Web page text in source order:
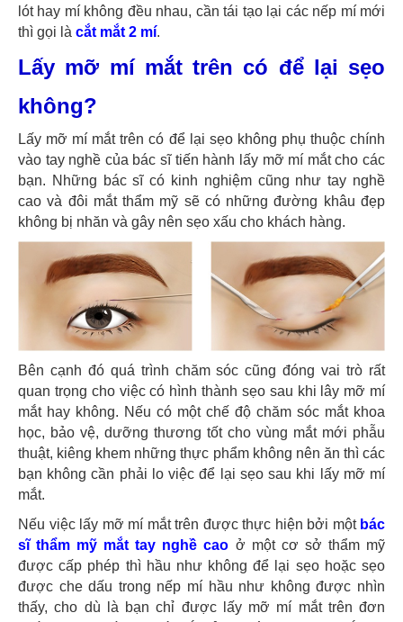
lót hay mí không đều nhau, cần tái tạo lại các nếp mí mới
thì gọi là cắt mắt 2 mí.
Lấy mỡ mí mắt trên có để lại sẹo
không?
Lấy mỡ mí mắt trên có để lại sẹo không phụ thuộc chính
vào tay nghề của bác sĩ tiến hành lấy mỡ mí mắt cho các
bạn. Những bác sĩ có kinh nghiệm cũng như tay nghề
cao và đôi mắt thẩm mỹ sẽ có những đường khâu đẹp
không bị nhăn và gây nên sẹo xấu cho khách hàng.
Bên cạnh đó quá trình chăm sóc cũng đóng vai trò rất
quan trọng cho việc có hình thành sẹo sau khi lây mỡ mí
mắt hay không. Nếu có một chế độ chăm sóc mắt khoa
học, bảo vệ, dưỡng thương tốt cho vùng mắt mới phẫu
thuật, kiêng khem những thực phẩm không nên ăn thì các
bạn không cần phải lo việc để lại sẹo sau khi lấy mỡ mí
mắt.
Nếu việc lấy mỡ mí mắt trên được thực hiện bởi một bác
sĩ thẩm mỹ mắt tay nghề cao ở một cơ sở thẩm mỹ
được cấp phép thì hầu như không để lại sẹo hoặc sẹo
được che dấu trong nếp mí hầu như không được nhìn
thấy, cho dù là bạn chỉ được lấy mỡ mí mắt trên đơn